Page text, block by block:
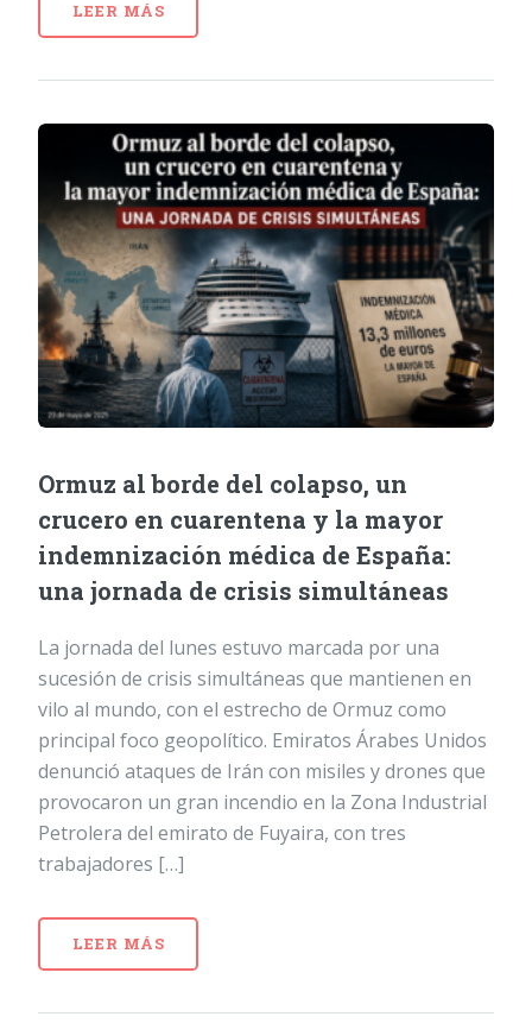
LEER MÁS
Ormuz al borde del colapso, un
crucero en cuarentena y la mayor
indemnización médica de España:
una jornada de crisis simultáneas
La jornada del lunes estuvo marcada por una
sucesión de crisis simultáneas que mantienen en
vilo al mundo, con el estrecho de Ormuz como
principal foco geopolítico. Emiratos Árabes Unidos
denunció ataques de Irán con misiles y drones que
provocaron un gran incendio en la Zona Industrial
Petrolera del emirato de Fuyaira, con tres
trabajadores […]
LEER MÁS